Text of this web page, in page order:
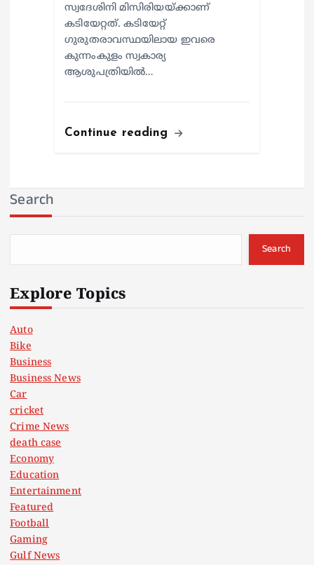
സ്വദേശിനി മിസിരിയയ്ക്കാണ്
കടിയേറ്റത്. കടിയേറ്റ്
ഗുരുതരാവസ്ഥയിലായ ഇവരെ
കുന്നംകുളം സ്വകാര്യ
ആശുപത്രിയില്‍…
Continue reading
Search
Search
Explore Topics
Auto
Bike
Business
Business News
Car
cricket
Crime News
death case
Economy
Education
Entertainment
Featured
Football
Gaming
Gulf News